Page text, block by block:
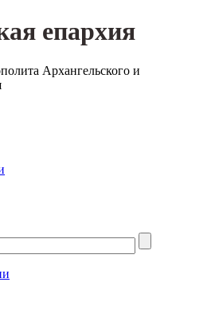
епархия
Архангельского и